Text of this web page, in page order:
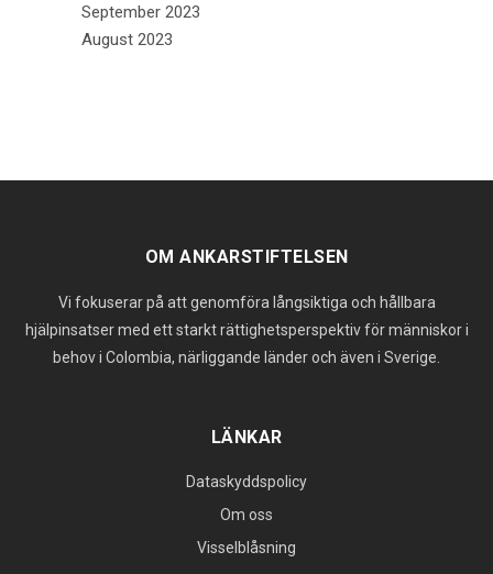
September 2023
August 2023
OM ANKARSTIFTELSEN
Vi fokuserar på att genomföra långsiktiga och hållbara
hjälpinsatser med ett starkt rättighetsperspektiv för människor i
behov i Colombia, närliggande länder och även i Sverige.
LÄNKAR
Dataskyddspolicy
Om oss
Visselblåsning